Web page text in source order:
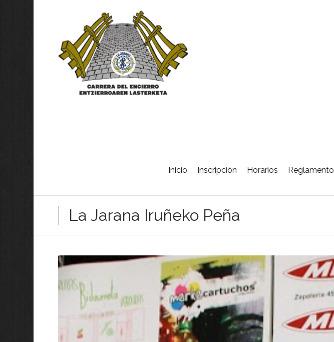
Inicio Inscripción Horarios Reglamento
Skip
content
La Jarana Iruñeko Peña